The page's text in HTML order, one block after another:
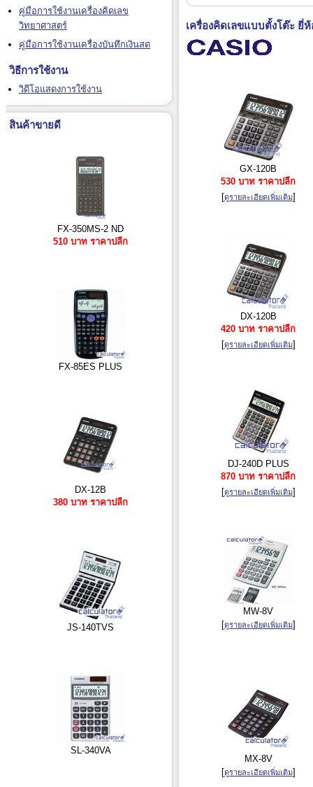
คู่มือการใช้งานเครื่องคิดเลข
วิทยาศาสตร์
คู่มือการใช้งานเครื่องบันทึกเงินสด
วิธีการใช้งาน
วิดีโอแสดงการใช้งาน
สินค้าขายดี
FX-350MS-2 ND
510 บาท ราคาปลีก
FX-85ES PLUS
DX-12B
380 บาท ราคาปลีก
JS-140TVS
SL-340VA
เครื่องคิดเลขแบบตั้งโต๊ะ ยี่
GX-120B
530 บาท ราคาปลีก
[ดูรายละเอียดเพิ่มเติม]
DX-120B
420 บาท ราคาปลีก
[ดูรายละเอียดเพิ่มเติม]
DJ-240D PLUS
870 บาท ราคาปลีก
[ดูรายละเอียดเพิ่มเติม]
MW-8V
[ดูรายละเอียดเพิ่มเติม]
MX-8V
[ดูรายละเอียดเพิ่มเติม]